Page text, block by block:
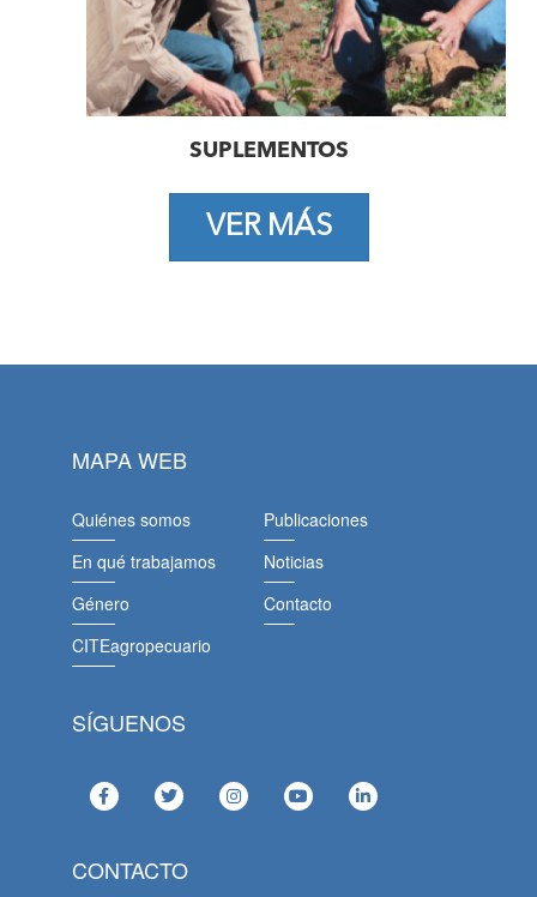
SUPLEMENTOS
VER MÁS
MAPA WEB
Quiénes somos
En qué trabajamos
Género
CITEagropecuario
Publicaciones
Noticias
Contacto
SÍGUENOS
CONTACTO